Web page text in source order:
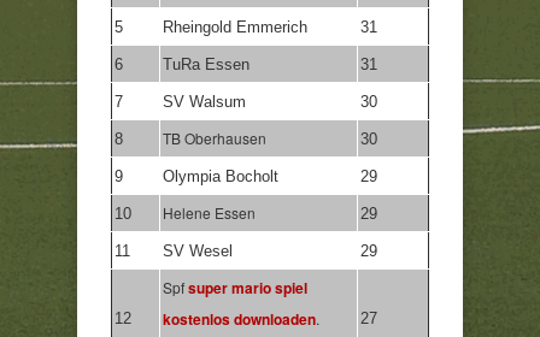
5 Rheingold Emmerich 31
6 TuRa Essen 31
7 SV Walsum 30
8 TB Oberhausen 30
9 Olympia Bocholt 29
10 Helene Essen 29
11 SV Wesel 29
12
Spfsuper mario spiel
kostenlos downloaden.
27